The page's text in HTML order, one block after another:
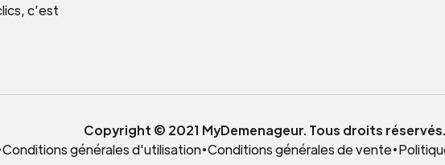
c’est
Copyright © 2021 MyDemenageur. Tous droits réservés.
Conditions générales d'utilisation•Conditions générales de vente•